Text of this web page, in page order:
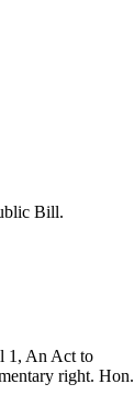
Bill.
1, An Act to
right. Hon.